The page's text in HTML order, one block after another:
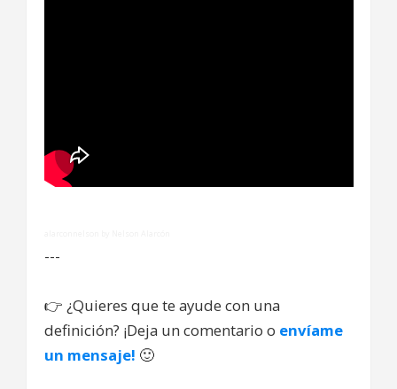
---
👉 ¿Quieres que te ayude con una
definición? ¡Deja un comentario o envíame
un mensaje! 🙂